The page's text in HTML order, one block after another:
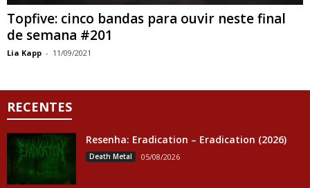
Topfive: cinco bandas para ouvir neste final
de semana #201
Lia Kapp - 11/09/2021
RECENTES
Resenha: Eradication – Eradication (2026)
Death Metal 05/08/2026